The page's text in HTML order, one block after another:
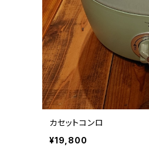
カセットコンロ
¥19,800